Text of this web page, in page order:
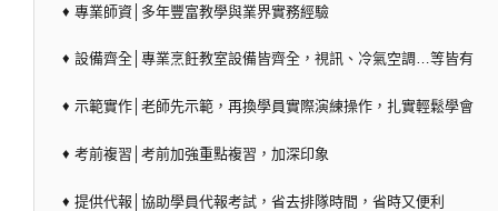
♦ 專業師資│多年豐富教學與業界實務經驗
♦ 設備齊全│專業烹飪教室設備皆齊全，視訊、冷氣空調…等皆有
♦ 示範實作│老師先示範，再換學員實際演練操作，扎實輕鬆學會
♦ 考前複習│考前加強重點複習，加深印象
♦ 提供代報│協助學員代報考試，省去排隊時間，省時又便利